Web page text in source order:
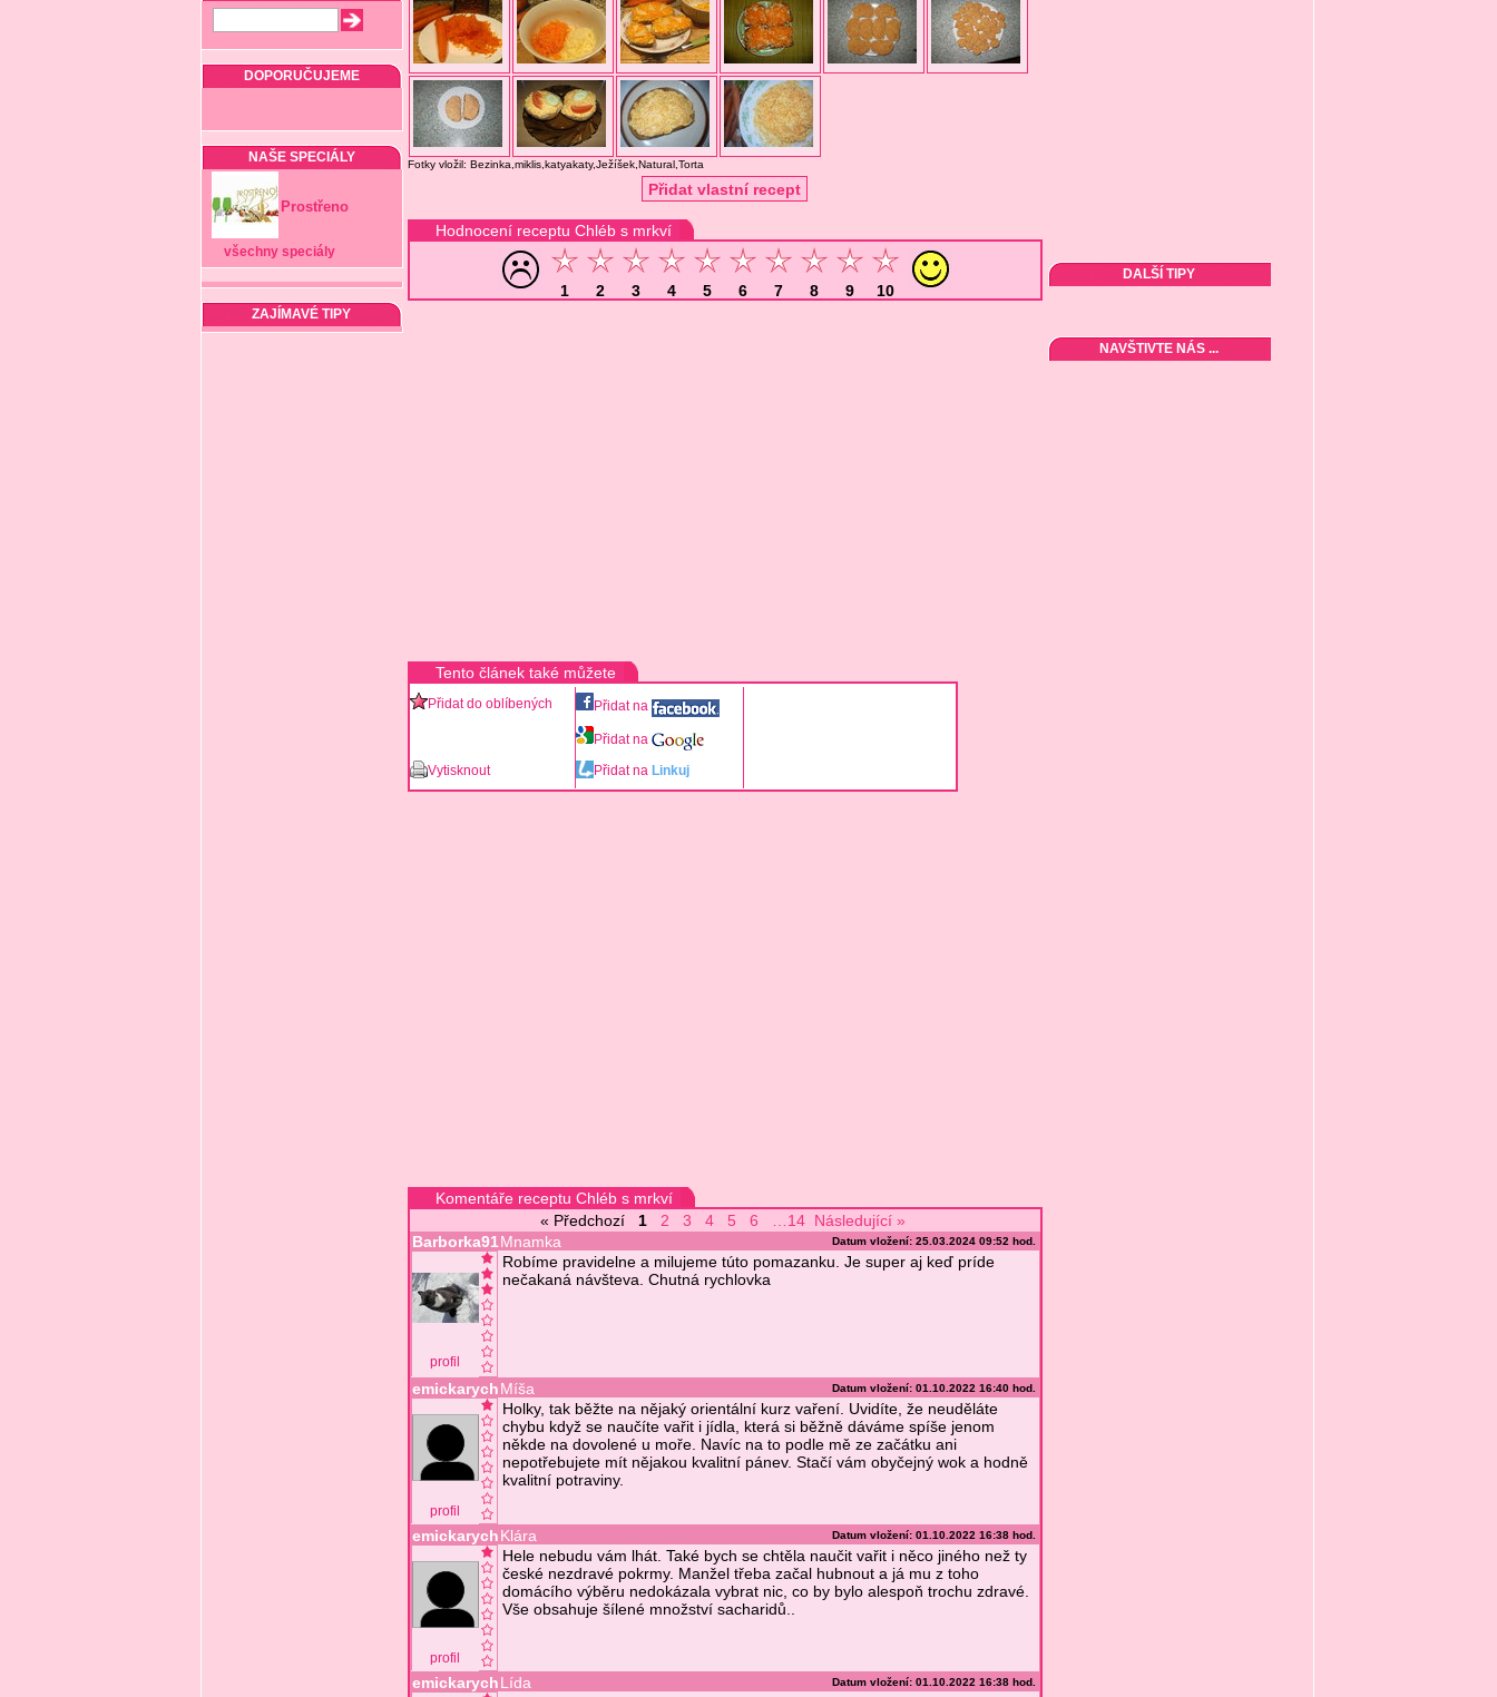
DOPORUČUJEME
NAŠE SPECIÁLY
Prostřeno
všechny speciály
ZAJÍMAVÉ TIPY
Fotky vložil: Bezinka,miklis,katyakaty,Ježíšek,Natural,Torta
Přidat vlastní recept
Hodnocení receptu Chléb s mrkví
1 2 3 4 5 6 7 8 9 10
Tento článek také můžete
Přidat do oblíbených Přidat na
Přidat na
Vytisknout
Přidat na Linkuj
Komentáře receptu Chléb s mrkví
« Předchozí
1 2 3 4 5 6 …14 Následující »
Barborka91Mnamka Datum vložení: 25.03.2024 09:52 hod.
profil
Robíme pravidelne a milujeme túto pomazanku. Je super aj keď príde
nečakaná návšteva. Chutná rychlovka
emickarychMíša Datum vložení: 01.10.2022 16:40 hod.
profil
Holky, tak běžte na nějaký orientální kurz vaření. Uvidíte, že neuděláte
chybu když se naučíte vařit i jídla, která si běžně dáváme spíše jenom
někde na dovolené u moře. Navíc na to podle mě ze začátku ani
nepotřebujete mít nějakou kvalitní pánev. Stačí vám obyčejný wok a hodně
kvalitní potraviny.
emickarychKlára Datum vložení: 01.10.2022 16:38 hod.
profil
Hele nebudu vám lhát. Také bych se chtěla naučit vařit i něco jiného než ty
české nezdravé pokrmy. Manžel třeba začal hubnout a já mu z toho
domácího výběru nedokázala vybrat nic, co by bylo alespoň trochu zdravé.
Vše obsahuje šílené množství sacharidů..
emickarychLída Datum vložení: 01.10.2022 16:38 hod.
DALŠÍ TIPY
NAVŠTIVTE NÁS ...